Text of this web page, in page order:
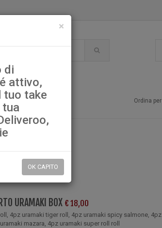
Ordina per
URAMAKI BOX € 18,00
4pz uramaki tiger roll, 4pz uramaki spicy salmone, 4pz
mazara, 4pz uramaki super roll roll
×
di
attivo,
tuo take
tua
OK CAPITO